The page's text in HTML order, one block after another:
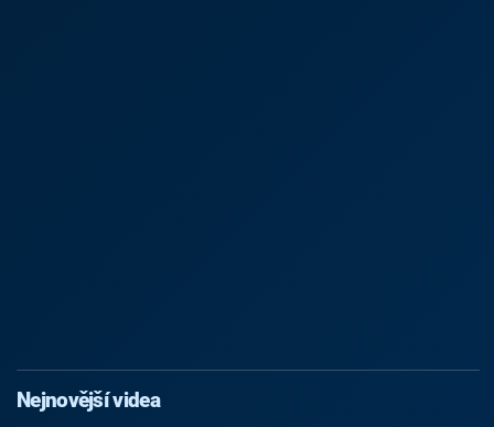
Nejnovější videa